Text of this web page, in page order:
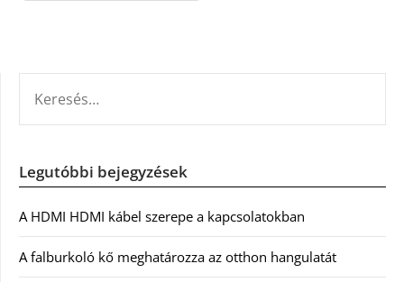
Legutóbbi bejegyzések
A HDMI HDMI kábel szerepe a kapcsolatokban
A falburkoló kő meghatározza az otthon hangulatát